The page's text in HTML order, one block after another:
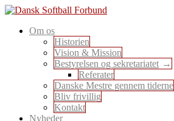
Skip
content
Dansk Softball Forbund
En sport for alle
Om os
Historien
Vision & Mission
Bestyrelsen og sekretariatet
Referater
Danske Mestre gennem tiderne
Bliv frivillig
Kontakt
Nyheder